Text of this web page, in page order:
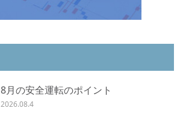
8月の安全運転のポイント
2026.08.4